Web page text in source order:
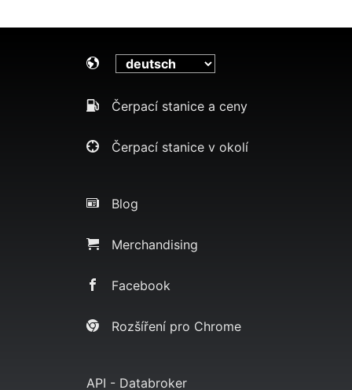
Čerpací stanice a ceny
Čerpací stanice v okolí
Blog
Merchandising
Facebook
Rozšíření pro Chrome
API - Databroker